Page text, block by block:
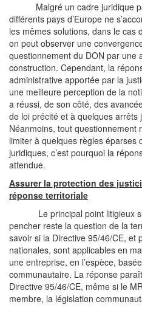
Malgré un cadre juridique
différents pays d’Europe ne
les mêmes solutions, dans le cas
on peut observer une
questionnement du DON par une
construction. Cependant, la
administrative apportée par la
une meilleure perception de la
a réussi, de son côté, des
de loi précité et à quelques arrêts
Néanmoins, tout questionnement
limiter à quelques règles éparses
juridiques, c’est pourquoi la
attendue.
Assurer la protection des
réponse territoriale
Le principal point litigieux
pencher reste la question de la
savoir si la Directive 95/46/CE, et
nationales, sont applicables en
une entreprise, en l’espèce,
communautaire. La réponse
Directive 95/46/CE, même si le
membre, la législation